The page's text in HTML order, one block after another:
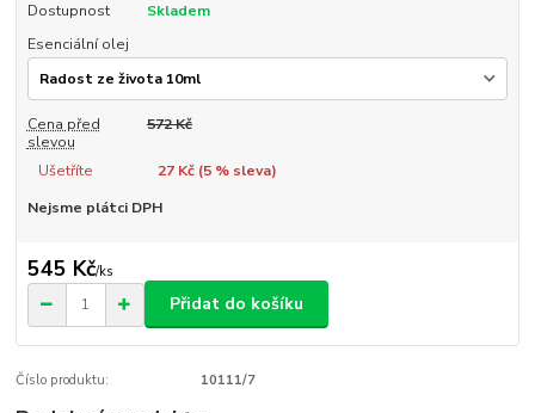
Dostupnost
Skladem
Esenciální olej
Cena před
slevou
572 Kč
Ušetříte 27 Kč (5% sleva)
Nejsme plátci DPH
545 Kč/ks
Přidat do košíku
Číslo produktu: 10111/7